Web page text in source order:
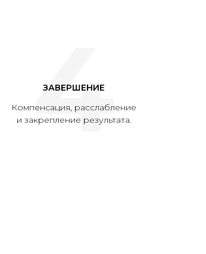
ЗАВЕРШЕНИЕ
Компенсация, расслабление
и закрепление результата.
4